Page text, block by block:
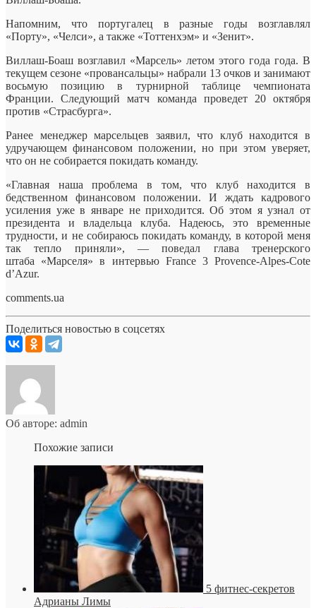
Напомним, что португалец в разные годы возглавлял
«Порту», «Челси», а также «Тоттенхэм» и «Зенит».
Виллаш-Боаш возглавил «Марсель» летом этого года года. В
текущем сезоне «провансальцы» набрали 13 очков и занимают
восьмую позицию в турнирной таблице чемпионата
Франции. Следующий матч команда проведет 20 октября
против «Страсбурга».
Ранее менеджер марсельцев заявил, что клуб находится в
удручающем финансовом положении, но при этом уверяет,
что он не собирается покидать команду.
«Главная наша проблема в том, что клуб находится в
бедственном финансовом положении. И ждать кадрового
усиления уже в январе не приходится. Об этом я узнал от
президента и владельца клуба. Надеюсь, это временные
трудности, и не собираюсь покидать команду, в которой меня
так тепло приняли», — поведал глава тренерского
штаба «Марселя» в интервью France 3 Provence-Alpes-Cote
d’Azur.
comments.ua
Поделиться новостью в соцсетях
Об авторе: admin
Похожие записи
5 фитнес-секретов
Адрианы Лимы